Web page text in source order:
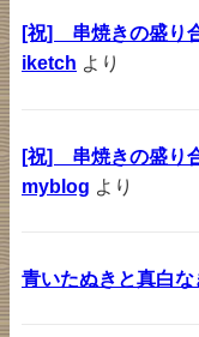
[祝] 串焼きの盛り
iketch より
[祝] 串焼きの盛り
myblog より
青いたぬきと真白な